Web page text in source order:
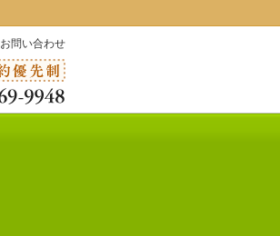
お問い合わせ